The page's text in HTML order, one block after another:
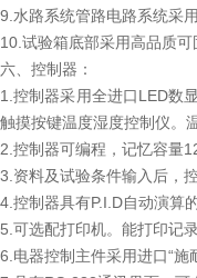
9.水路系统管路电路系统采
10.试验箱底部采用高品质可
六、控制器：
1.控制器采用全进口LED数
触摸按键温度湿度控制仪。
2.控制器可编程，记忆容量
3.资料及试验条件输入后，
4.控制器具有P.I.D自动演算
5.可选配打印机。能打印记
6.电器控制主件采用进口“施